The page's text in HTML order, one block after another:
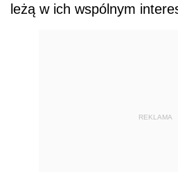
leżą w ich wspólnym
REKLAMA